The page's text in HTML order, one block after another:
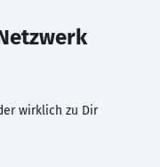
wirklich zu Dir